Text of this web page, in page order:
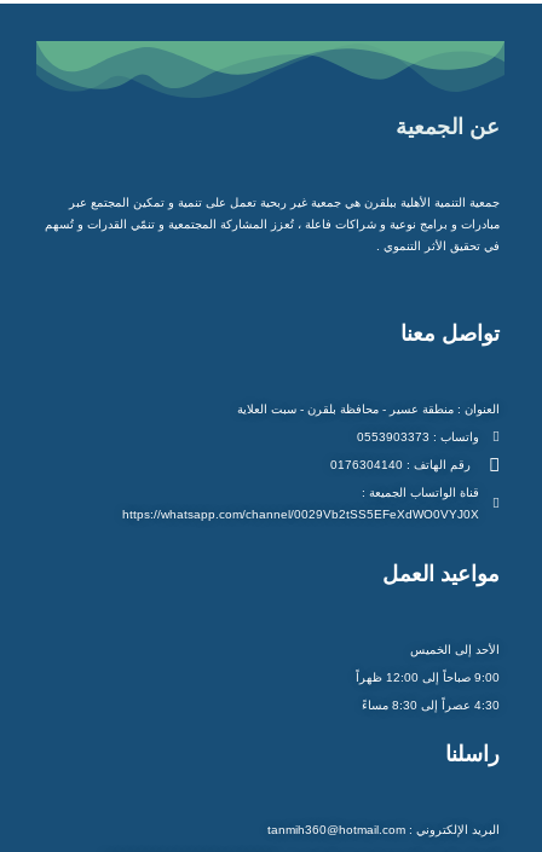
عن الجمعية
جمعية التنمية الأهلية ببلقرن هي جمعية غير ربحية تعمل على تنمية و تمكين المجتمع عبر
مبادرات و برامج نوعية و شراكات فاعلة ، تُعزز المشاركة المجتمعية و تنمّي القدرات و تُسهم
في تحقيق الأثر التنموي .
تواصل معنا
العنوان : منطقة عسير - محافظة بلقرن - سبت العلاية
واتساب : 0553903373
رقم الهاتف : 0176304140
قناة الواتساب الجميعة :
https://whatsapp.com/channel/0029Vb2tSS5EFeXdWO0VYJ0X
مواعيد العمل
الأحد إلى الخميس
9:00 صباحاً إلى 12:00 ظهراً
4:30 عصراً إلى 8:30 مساءً
راسلنا
البريد الإلكتروني : tanmih360@hotmail.com